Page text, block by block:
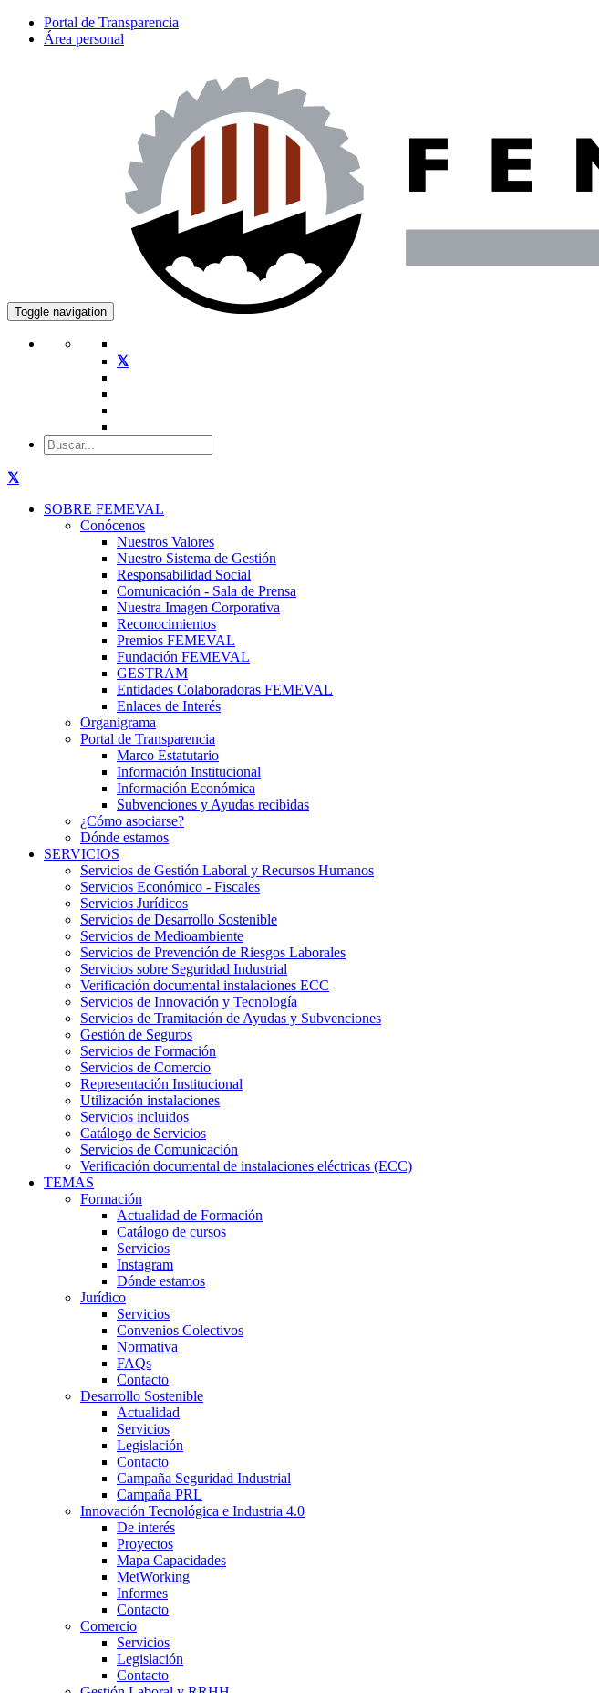
Portal de Transparencia
Área personal
Toggle navigation
SOBRE FEMEVAL
Conócenos
Nuestros Valores
Nuestro Sistema de Gestión
Responsabilidad Social
Comunicación - Sala de Prensa
Nuestra Imagen Corporativa
Reconocimientos
Premios FEMEVAL
Fundación FEMEVAL
GESTRAM
Entidades Colaboradoras FEMEVAL
Enlaces de Interés
Organigrama
Portal de Transparencia
Marco Estatutario
Información Institucional
Información Económica
Subvenciones y Ayudas recibidas
¿Cómo asociarse?
Dónde estamos
SERVICIOS
Servicios de Gestión Laboral y Recursos Humanos
Servicios Económico - Fiscales
Servicios Jurídicos
Servicios de Desarrollo Sostenible
Servicios de Medioambiente
Servicios de Prevención de Riesgos Laborales
Servicios sobre Seguridad Industrial
Verificación documental instalaciones ECC
Servicios de Innovación y Tecnología
Servicios de Tramitación de Ayudas y Subvenciones
Gestión de Seguros
Servicios de Formación
Servicios de Comercio
Representación Institucional
Utilización instalaciones
Servicios incluidos
Catálogo de Servicios
Servicios de Comunicación
Verificación documental de instalaciones eléctricas (ECC)
TEMAS
Formación
Actualidad de Formación
Catálogo de cursos
Servicios
Instagram
Dónde estamos
Jurídico
Servicios
Convenios Colectivos
Normativa
FAQs
Contacto
Desarrollo Sostenible
Actualidad
Servicios
Legislación
Contacto
Campaña Seguridad Industrial
Campaña PRL
Innovación Tecnológica e Industria 4.0
De interés
Proyectos
Mapa Capacidades
MetWorking
Informes
Contacto
Comercio
Servicios
Legislación
Contacto